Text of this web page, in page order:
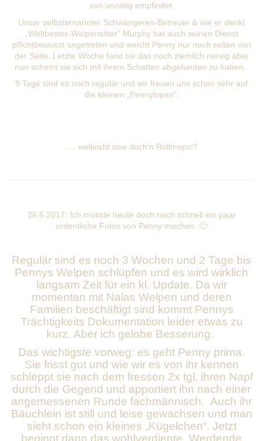
von unnötig empfindet.
Unser selbsternannter Schwangeren-Betreuer & wie er denkt
„Weltbester-Welpensitter“ Murphy hat auch seinen Dienst
pflichtbewusst angetreten und weicht Penny nur noch selten von
der Seite. Letzte Woche fand sie das noch ziemlich nervig aber
nun scheint sie sich mit ihrem Schatten abgefunden zu haben.
9 Tage sind es noch regulär und wir freuen uns schon sehr auf
die kleinen „Pennylopen“.
…. vielleicht isse doch’n Rollmops!?
26.6.2017: Ich musste heute doch noch schnell ein paar
ordentliche Fotos von Penny machen. 🙂
Regulär sind es noch 3 Wochen und 2 Tage bis
Pennys Welpen schlüpfen und es wird wirklich
langsam Zeit für ein kl. Update. Da wir
momentan mit Nalas Welpen und deren
Familien beschäftigt sind kommt Pennys
Trächtigkeits Dokumentation leider etwas zu
kurz. Aber ich gelobe Besserung.
Das wichtigste vorweg: es geht Penny prima.
Sie frisst gut und wie wir es von ihr kennen
schleppt sie nach dem fressen 2x tgl. ihren Napf
durch die Gegend und apportiert ihn nach einer
angemessenen Runde fachmännisch. Auch ihr
Bäuchlein ist still und leise gewachsen und man
sieht schon ein kleines „Kügelchen“. Jetzt
beginnt dann das wohlverdiente „Werdende